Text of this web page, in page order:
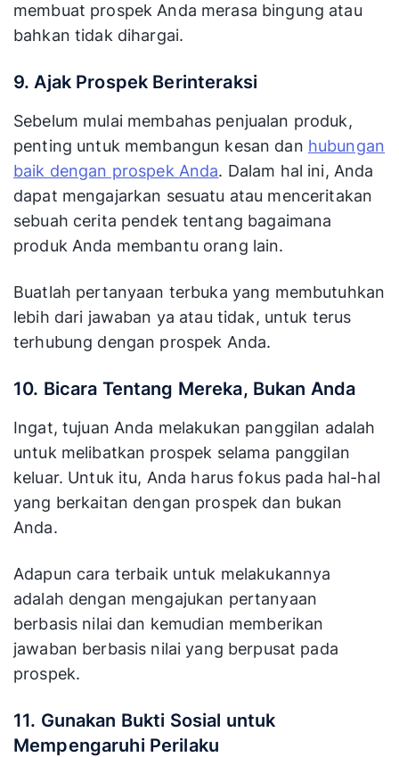
membuat prospek Anda merasa bingung atau
bahkan tidak dihargai.
9. Ajak Prospek Berinteraksi
Sebelum mulai membahas penjualan produk,
penting untuk membangun kesan dan hubungan
baik dengan prospek Anda. Dalam hal ini, Anda
dapat mengajarkan sesuatu atau menceritakan
sebuah cerita pendek tentang bagaimana
produk Anda membantu orang lain.
Buatlah pertanyaan terbuka yang membutuhkan
lebih dari jawaban ya atau tidak, untuk terus
terhubung dengan prospek Anda.
10. Bicara Tentang Mereka, Bukan Anda
Ingat, tujuan Anda melakukan panggilan adalah
untuk melibatkan prospek selama panggilan
keluar. Untuk itu, Anda harus fokus pada hal-hal
yang berkaitan dengan prospek dan bukan
Anda.
Adapun cara terbaik untuk melakukannya
adalah dengan mengajukan pertanyaan
berbasis nilai dan kemudian memberikan
jawaban berbasis nilai yang berpusat pada
prospek.
11. Gunakan Bukti Sosial untuk
Mempengaruhi Perilaku